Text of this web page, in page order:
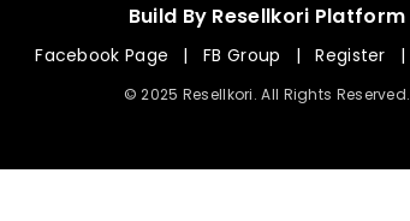
Build By Resellkori Platform
Facebook Page | FB Group | Register |
© 2025 Resellkori. All Rights Reserved.